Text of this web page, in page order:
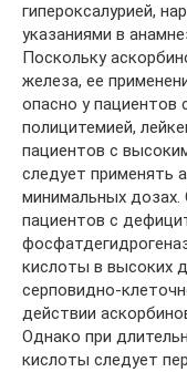
гипероксалурией,
указаниями в
Поскольку
железа, ее
опасно у пациентов
полицитемией,
пациентов с
следует применять
минимальных
пациентов с
кислоты в высоких
серповидно-
действии
Однако при
кислоты следует